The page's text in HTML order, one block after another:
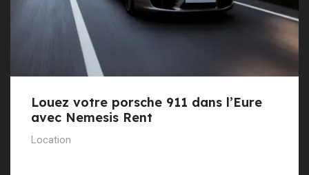
Louez votre porsche 911 dans l’Eure
avec Nemesis Rent
Location